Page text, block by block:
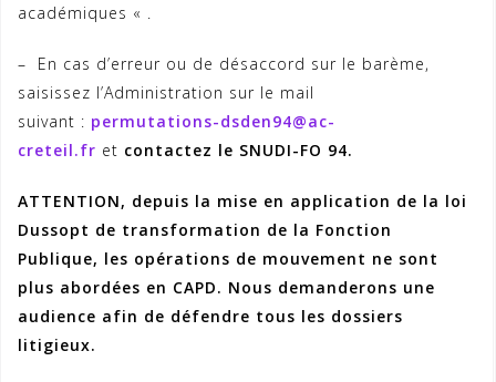
académiques « .
– En cas d’erreur ou de désaccord sur le barème,
saisissez l’Administration sur le mail
suivant : permutations-dsden94@ac-
creteil.fr et contactez le SNUDI-FO 94.
ATTENTION, depuis la mise en application de la loi
Dussopt de transformation de la Fonction
Publique, les opérations de mouvement ne sont
plus abordées en CAPD. Nous demanderons une
audience afin de défendre tous les dossiers
litigieux.